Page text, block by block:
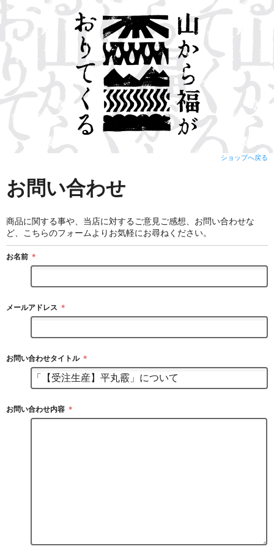
ショップへ戻る
お問い合わせ
商品に関する事や、当店に対するご意見ご感想、お問い合わせな
ど、こちらのフォームよりお気軽にお尋ねください。
お名前 ＊
メールアドレス ＊
お問い合わせタイトル ＊
お問い合わせ内容 ＊